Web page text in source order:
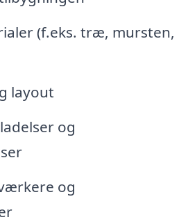
(f.eks. træ, mursten,
layout
og
og